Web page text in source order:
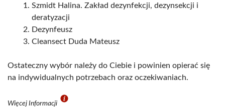
Szmidt Halina. Zakład dezynfekcji, dezynsekcji i
deratyzacji
Dezynfeusz
Cleansect Duda Mateusz
Ostateczny wybór należy do Ciebie i powinien opierać się
na indywidualnych potrzebach oraz oczekiwaniach.
Więcej Informacji